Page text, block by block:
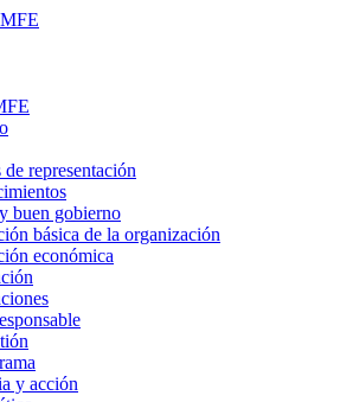
representación
buen gobierno
básica de la organización
económica
y acción